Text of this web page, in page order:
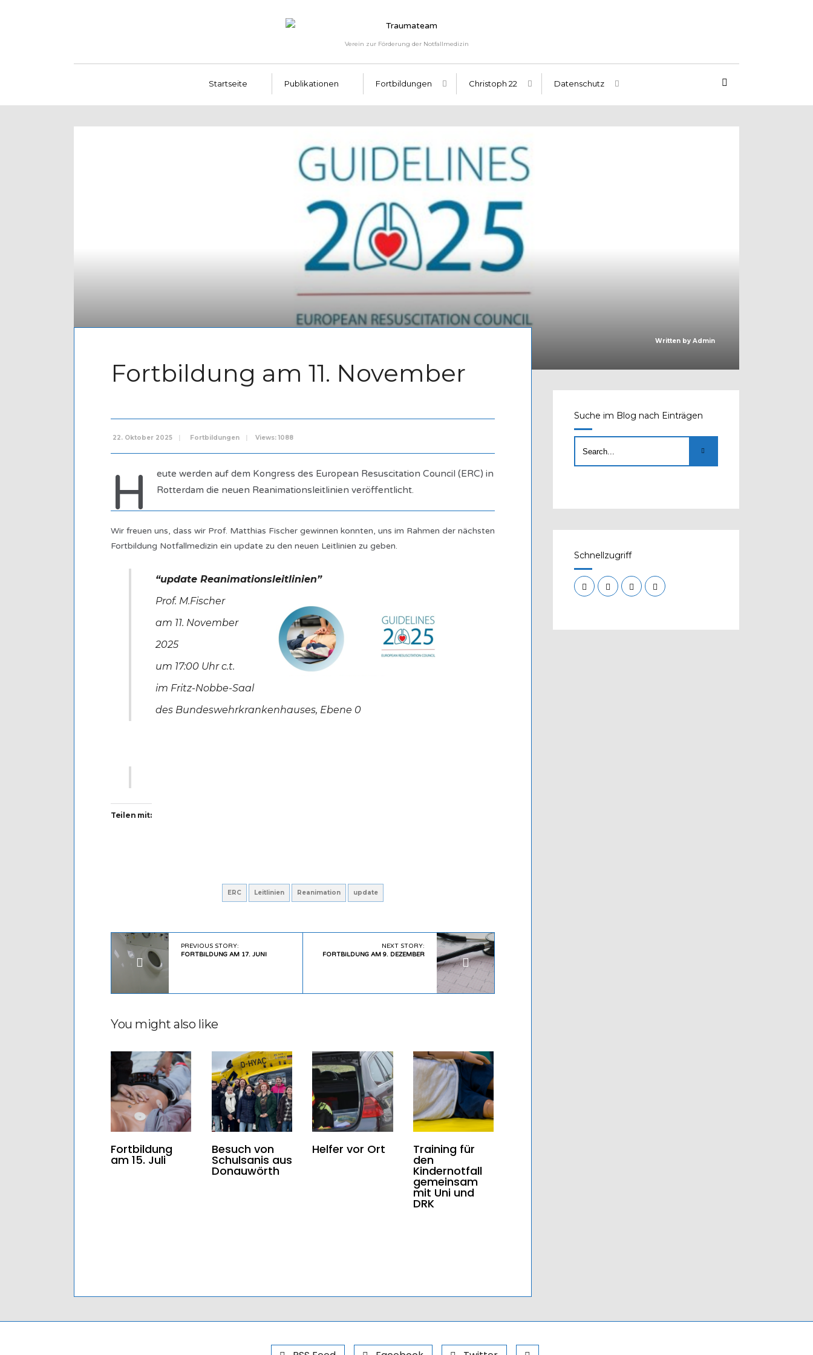
Verein zur Förderung der Notfallmedizin
Startseite Publikationen Fortbildungen Christoph 22 Datenschutz
Written by Admin
Fortbildung am 11. November
22. Oktober 2025 Fortbildungen Views: 1088
H
eute werden auf dem Kongress des European Resuscitation Council (ERC) in
Rotterdam die neuen Reanimationsleitlinien veröffentlicht.
Wir freuen uns, dass wir Prof. Matthias Fischer gewinnen konnten, uns im Rahmen der nächsten
Fortbildung Notfallmedizin ein update zu den neuen Leitlinien zu geben.
“update Reanimationsleitlinien”
Prof. M.Fischer
am 11. November
2025
um 17:00 Uhr c.t.
im Fritz-Nobbe-Saal
des Bundeswehrkrankenhauses, Ebene 0
Teilen mit:
ERC Leitlinien Reanimation update
PREVIOUS STORY:
FORTBILDUNG AM 17. JUNI
NEXT STORY:
FORTBILDUNG AM 9. DEZEMBER
You might also like
Fortbildung
am 15. Juli
Besuch von
Schulsanis aus
Donauwörth
Helfer vor Ort Training für
den
Kindernotfall
gemeinsam
mit Uni und
DRK
Suche im Blog nach Einträgen
Schnellzugriff